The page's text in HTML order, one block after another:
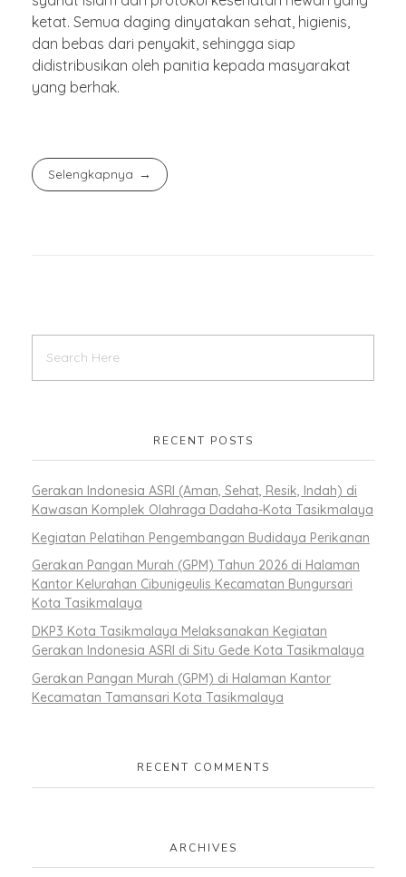
ketat. Semua daging dinyatakan sehat, higienis,
dan bebas dari penyakit, sehingga siap
didistribusikan oleh panitia kepada masyarakat
yang berhak.
Selengkapnya
RECENT POSTS
Gerakan Indonesia ASRI (Aman, Sehat, Resik, Indah) di
Kawasan Komplek Olahraga Dadaha-Kota Tasikmalaya
Kegiatan Pelatihan Pengembangan Budidaya Perikanan
Gerakan Pangan Murah (GPM) Tahun 2026 di Halaman
Kantor Kelurahan Cibunigeulis Kecamatan Bungursari
Kota Tasikmalaya
DKP3 Kota Tasikmalaya Melaksanakan Kegiatan
Gerakan Indonesia ASRI di Situ Gede Kota Tasikmalaya
Gerakan Pangan Murah (GPM) di Halaman Kantor
Kecamatan Tamansari Kota Tasikmalaya
RECENT COMMENTS
ARCHIVES